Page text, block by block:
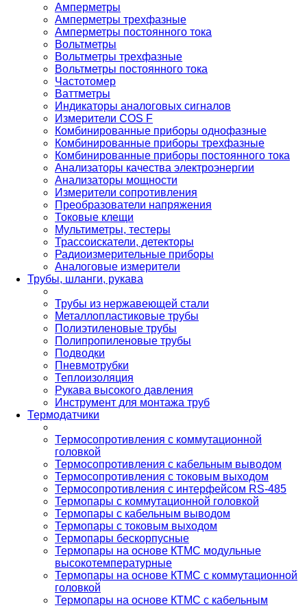
Амперметры
Амперметры трехфазные
Амперметры постоянного тока
Вольтметры
Вольтметры трехфазные
Вольтметры постоянного тока
Частотомер
Ваттметры
Индикаторы аналоговых сигналов
Измерители COS F
Комбинированные приборы однофазные
Комбинированные приборы трехфазные
Комбинированные приборы постоянного тока
Анализаторы качества электроэнергии
Анализаторы мощности
Измерители сопротивления
Преобразователи напряжения
Токовые клещи
Мультиметры, тестеры
Трассоискатели, детекторы
Радиоизмерительные приборы
Аналоговые измерители
Трубы, шланги, рукава
Трубы из нержавеющей стали
Металлопластиковые трубы
Полиэтиленовые трубы
Полипропиленовые трубы
Подводки
Пневмотрубки
Теплоизоляция
Рукава высокого давления
Инструмент для монтажа труб
Термодатчики
Термосопротивления с коммутационной
головкой
Термосопротивления с кабельным выводом
Термосопротивления с токовым выходом
Термосопротивления с интерфейсом RS-485
Термопары с коммутационной головкой
Термопары с кабельным выводом
Термопары с токовым выходом
Термопары бескорпусные
Термопары на основе КТМС модульные
высокотемпературные
Термопары на основе КТМС с коммутационной
головкой
Термопары на основе КТМС с кабельным